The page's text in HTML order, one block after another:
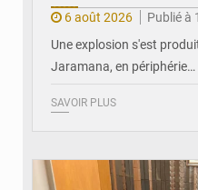
6 août 2026
Publié à
Une explosion s'est
Jaramana, en périphérie…
SAVOIR PLUS